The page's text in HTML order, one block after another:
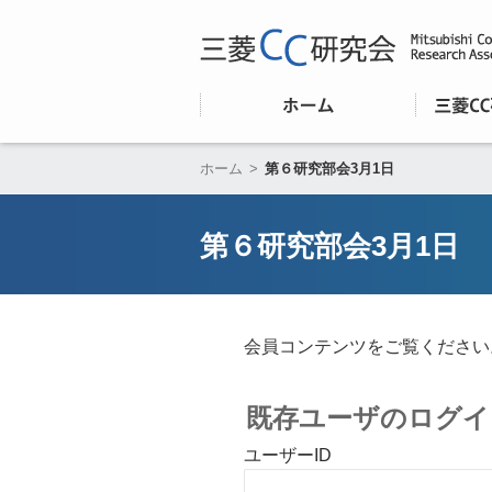
ホーム > 第６研究部会3月1日
第６研究部会3月1日
会員コンテンツをご覧くださ
既存ユーザのログ
ユーザーID